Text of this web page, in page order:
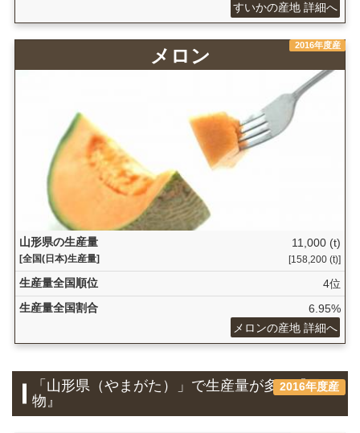
すいかの産地 詳細へ
2016年度産
メロン
山形県の生産量
[全国(日本)生産量]
11,000 (t)
[158,200 (t)]
生産量全国順位
4位
生産量全国割合
6.95%
メロンの産地 詳細へ
2016年度産
「山形県（やまがた）」で生産量が多い『果
物』